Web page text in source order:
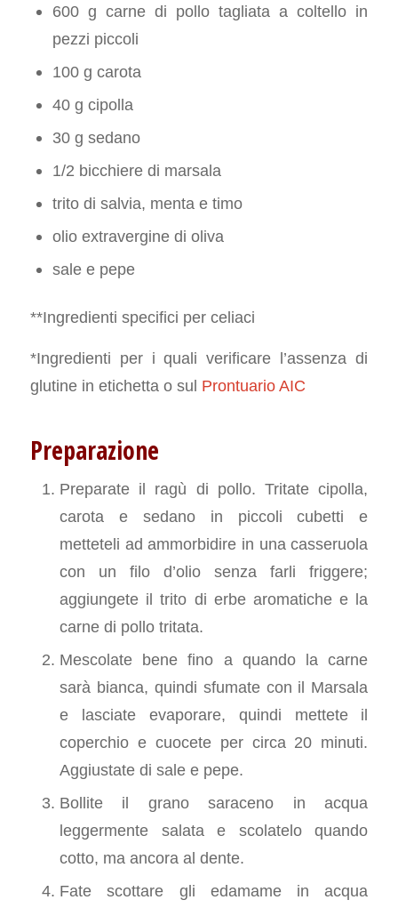
600 g carne di pollo tagliata a coltello in
pezzi piccoli
100 g carota
40 g cipolla
30 g sedano
1/2 bicchiere di marsala
trito di salvia, menta e timo
olio extravergine di oliva
sale e pepe
**Ingredienti specifici per celiaci
*Ingredienti per i quali verificare l’assenza di
glutine in etichetta o sul Prontuario AIC
Preparazione
Preparate il ragù di pollo. Tritate cipolla,
carota e sedano in piccoli cubetti e
metteteli ad ammorbidire in una casseruola
con un filo d’olio senza farli friggere;
aggiungete il trito di erbe aromatiche e la
carne di pollo tritata.
Mescolate bene fino a quando la carne
sarà bianca, quindi sfumate con il Marsala
e lasciate evaporare, quindi mettete il
coperchio e cuocete per circa 20 minuti.
Aggiustate di sale e pepe.
Bollite il grano saraceno in acqua
leggermente salata e scolatelo quando
cotto, ma ancora al dente.
Fate scottare gli edamame in acqua